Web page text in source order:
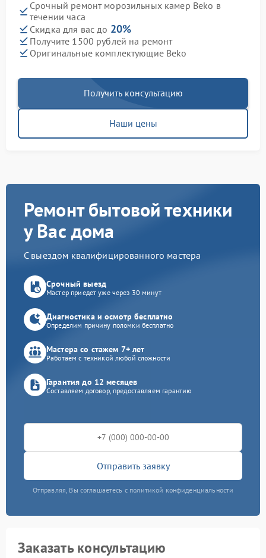
Срочный ремонт морозильных камер Beko в
течении часа
Скидка для вас до 20%
Получите 1500 рублей на ремонт
Оригинальные комплектующие Beko
Получить консультацию
Наши цены
Ремонт бытовой техники
у Вас дома
С выездом квалифицированного мастера
Срочный выезд
Мастер приедет уже через 30 минут
Диагностика и осмотр бесплатно
Определим причину поломки бесплатно
Мастера со стажем 7+ лет
Работаем с техникой любой сложности
Гарантия до 12 месяцев
Составляем договор, предоставляем гарантию
Отправить заявку
Отправляя, Вы соглашаетесь с политикой конфиденциальности
Заказать консультацию